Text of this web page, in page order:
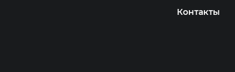
Контакты